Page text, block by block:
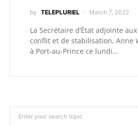
by TELEPLURIEL March 7, 2022
La Secrétaire d’État adjointe
conflit et de stabilisation, Anne
à Port-au-Prince ce lundi…